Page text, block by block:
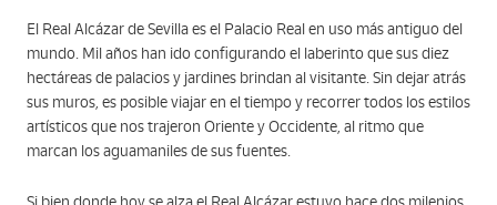
El Real Alcázar de Sevilla es el Palacio Real en uso más antiguo del
mundo. Mil años han ido configurando el laberinto que sus diez
hectáreas de palacios y jardines brindan al visitante. Sin dejar atrás
sus muros, es posible viajar en el tiempo y recorrer todos los estilos
artísticos que nos trajeron Oriente y Occidente, al ritmo que
marcan los aguamaniles de sus fuentes.